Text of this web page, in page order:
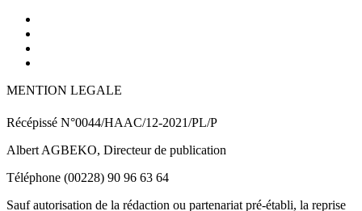
MENTION LEGALE
Récépissé N°0044/HAAC/12-2021/PL/P
Albert AGBEKO, Directeur de publication
Téléphone (00228) 90 96 63 64
Sauf autorisation de la rédaction ou partenariat pré-établi, la reprise